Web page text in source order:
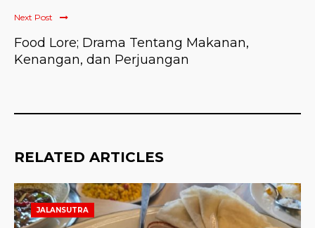
Next Post
Food Lore; Drama Tentang Makanan,
Kenangan, dan Perjuangan
RELATED ARTICLES
JALANSUTRA